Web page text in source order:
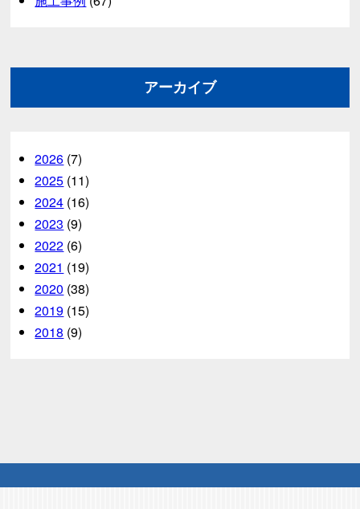
アーカイブ
2026 (7)
2025 (11)
2024 (16)
2023 (9)
2022 (6)
2021 (19)
2020 (38)
2019 (15)
2018 (9)